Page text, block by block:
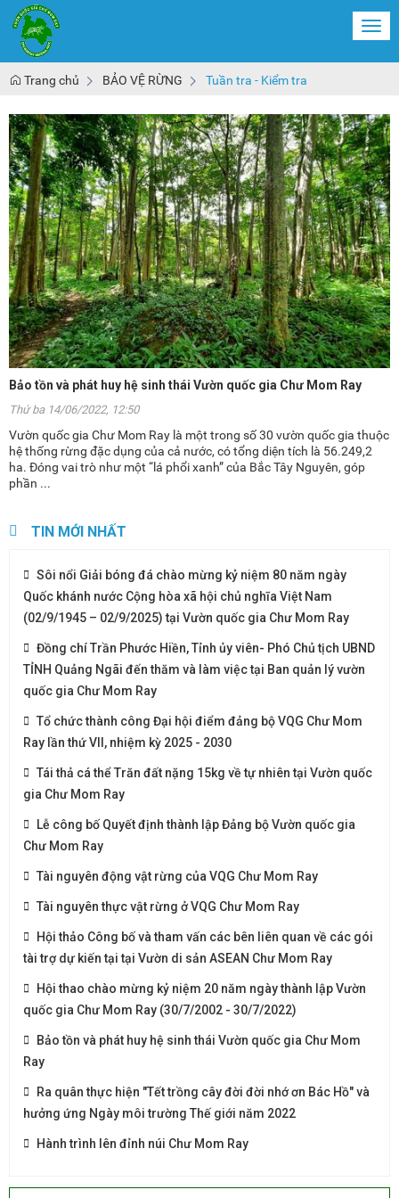
Trang chủ BẢO VỆ RỪNG Tuần tra - Kiểm tra
Bảo tồn và phát huy hệ sinh thái Vườn quốc gia Chư Mom Ray
Thứ ba 14/06/2022, 12:50
Vườn quốc gia Chư Mom Ray là một trong số 30 vườn quốc gia thuộc
hệ thống rừng đặc dụng của cả nước, có tổng diện tích là 56.249,2
ha. Đóng vai trò như một “lá phổi xanh” của Bắc Tây Nguyên, góp
phần ...
TIN MỚI NHẤT
Sôi nổi Giải bóng đá chào mừng kỷ niệm 80 năm ngày
Quốc khánh nước Cộng hòa xã hội chủ nghĩa Việt Nam
(02/9/1945 – 02/9/2025) tại Vườn quốc gia Chư Mom Ray
Đồng chí Trần Phước Hiền, Tỉnh ủy viên- Phó Chủ tịch UBND
TỈNH Quảng Ngãi đến thăm và làm việc tại Ban quản lý vườn
quốc gia Chư Mom Ray
Tổ chức thành công Đại hội điểm đảng bộ VQG Chư Mom
Ray lần thứ VII, nhiệm kỳ 2025 - 2030
Tái thả cá thể Trăn đất nặng 15kg về tự nhiên tại Vườn quốc
gia Chư Mom Ray
Lễ công bố Quyết định thành lập Đảng bộ Vườn quốc gia
Chư Mom Ray
Tài nguyên động vật rừng của VQG Chư Mom Ray
Tài nguyên thực vật rừng ở VQG Chư Mom Ray
Hội thảo Công bố và tham vấn các bên liên quan về các gói
tài trợ dự kiến tại tại Vườn di sản ASEAN Chư Mom Ray
Hội thao chào mừng kỷ niệm 20 năm ngày thành lập Vườn
quốc gia Chư Mom Ray (30/7/2002 - 30/7/2022)
Bảo tồn và phát huy hệ sinh thái Vườn quốc gia Chư Mom
Ray
Ra quân thực hiện "Tết trồng cây đời đời nhớ ơn Bác Hồ" và
hưởng ứng Ngày môi trường Thế giới năm 2022
Hành trình lên đỉnh núi Chư Mom Ray